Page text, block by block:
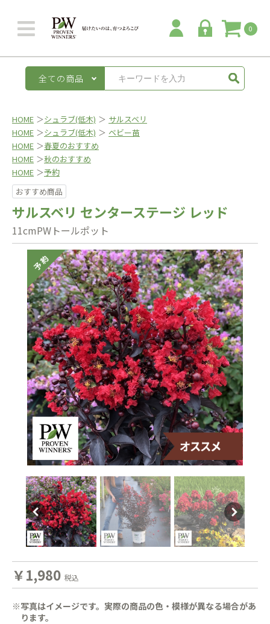
0
全ての商品
HOME ＞シュラブ(低木) ＞ サルスベリ
HOME ＞シュラブ(低木) ＞ ベビー苗
HOME ＞春夏のおすすめ
HOME ＞秋のおすすめ
HOME ＞予約
おすすめ商品
サルスベリ センターステージ レッド
11cmPWトールポット
￥1,980 税込
※写真はイメージです。実際の商品の色・模様が異なる場合があ
ります。